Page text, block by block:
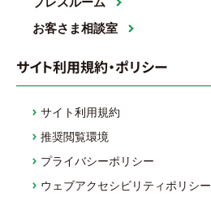
お客さま相談室
サイト利用規約・ポリシー
サイト利用規約
推奨閲覧環境
プライバシーポリシー
ウェブアクセシビリティポリシー